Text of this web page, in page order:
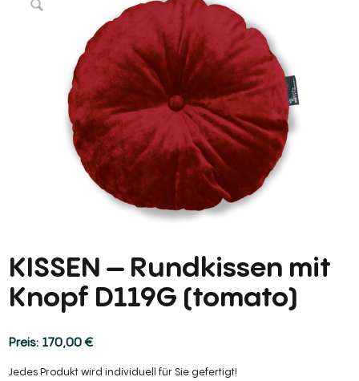
KISSEN – Rundkissen mit
Knopf D119G (tomato)
170,00€
Jedes Produkt wird individuell für Sie gefertigt!